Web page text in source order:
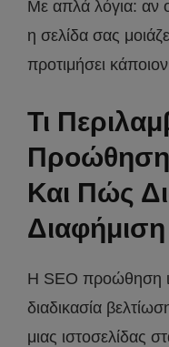
Με απλά λόγια: αν
η σελίδα σας
προτιμήσει
Τι
Προώθηση
Και Πώς
Διαφήμιση
Η SEO προώθηση
διαδικασία
μιας ιστοσελίδας